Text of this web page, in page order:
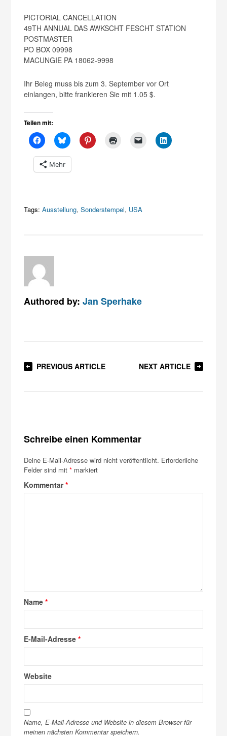
PICTORIAL CANCELLATION
49TH ANNUAL DAS AWKSCHT FESCHT STATION
POSTMASTER
PO BOX 09998
MACUNGIE PA 18062-9998
Ihr Beleg muss bis zum 3. September vor Ort
einlangen, bitte frankieren Sie mit 1.05 $.
Teilen mit:
Mehr
Tags: Ausstellung,Sonderstempel, USA
Authored by:Jan Sperhake
PREVIOUS ARTICLE NEXT ARTICLE
Schreibe einen Kommentar
Deine E-Mail-Adresse wird nicht veröffentlicht. Erforderliche
Felder sind mit* markiert
Kommentar*
Name*
E-Mail-Adresse*
Website
Name, E-Mail-Adresse und Website in diesem Browser für
meinen nächsten Kommentar speichern.